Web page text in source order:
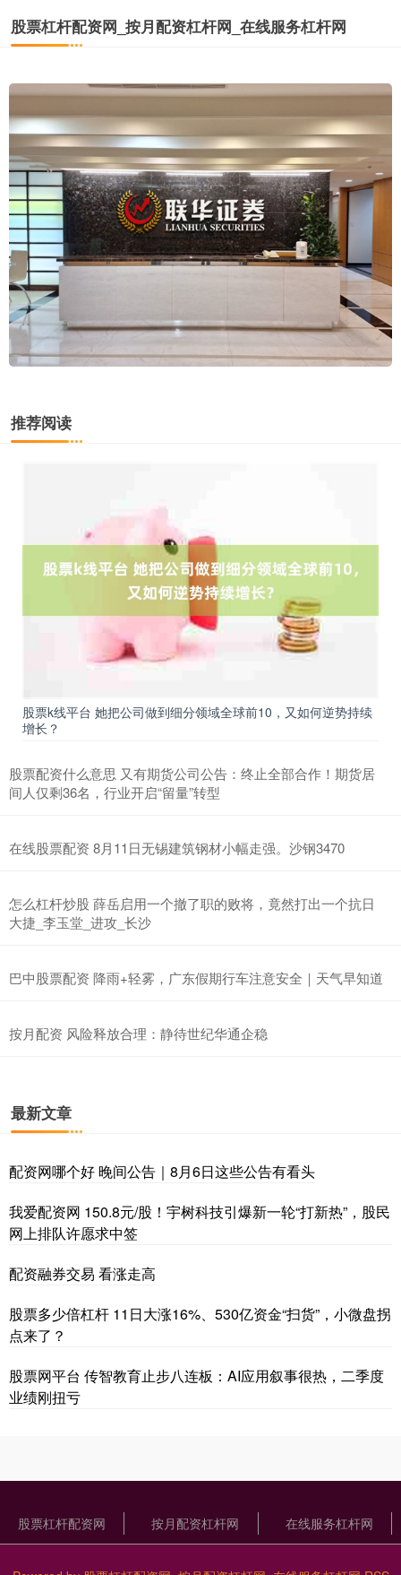
股票杠杆配资网_按月配资杠杆网_在线服务杠杆网
推荐阅读
股票k线平台 她把公司做到细分领域全球前10，又如何逆势持续
增长？
股票配资什么意思 又有期货公司公告：终止全部合作！期货居
间人仅剩36名，行业开启“留量”转型
在线股票配资 8月11日无锡建筑钢材小幅走强。沙钢3470
怎么杠杆炒股 薛岳启用一个撤了职的败将，竟然打出一个抗日
大捷_李玉堂_进攻_长沙
巴中股票配资 降雨+轻雾，广东假期行车注意安全｜天气早知道
按月配资 风险释放合理：静待世纪华通企稳
最新文章
配资网哪个好 晚间公告｜8月6日这些公告有看头
我爱配资网 150.8元/股！宇树科技引爆新一轮“打新热”，股民
网上排队许愿求中签
配资融券交易 看涨走高
股票多少倍杠杆 11日大涨16%、530亿资金“扫货”，小微盘拐
点来了？
股票网平台 传智教育止步八连板：AI应用叙事很热，二季度
业绩刚扭亏
股票杠杆配资网 按月配资杠杆网 在线服务杠杆网